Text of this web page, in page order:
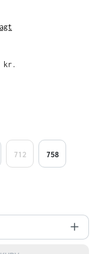
kr.
712 758
ønskede